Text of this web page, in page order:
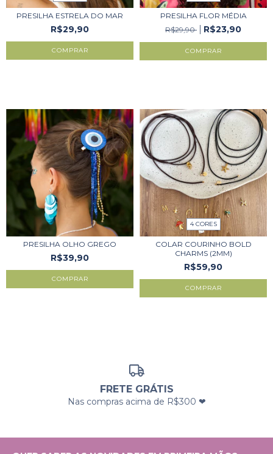
PRESILHA ESTRELA DO MAR
R$29,90
COMPRAR
PRESILHA FLOR MÉDIA
R$29,90
R$23,90
COMPRAR
PRESILHA OLHO GREGO
R$39,90
4 CORES
COLAR COURINHO BOLD
CHARMS (2MM)
R$59,90
COMPRAR
FRETE GRÁTIS
Nas compras acima de R$300 ❤